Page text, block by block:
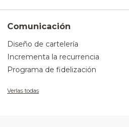
Comunicación
Diseño de cartelería
Incrementa la recurrencia
Programa de fidelización
Verlas todas